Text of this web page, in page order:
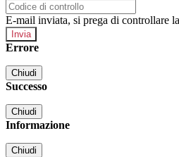
E-mail inviata, si prega di controllare
Errore
Chiudi
Successo
Chiudi
Informazione
Chiudi